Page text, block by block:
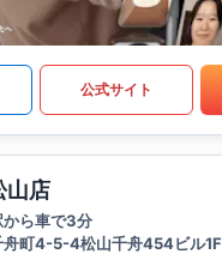
公式サイト
山店
ら車で3分
舟町4-5-4松山千舟454ビル1F